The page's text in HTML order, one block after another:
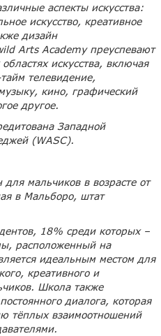
аспекты искусства:
искусство, креативное
дизайн
Arts Academy преуспевают
искусства, включая
телевидение,
кино, графический
другое.
Западной
(WASC).
мальчиков в возрасте от
в Мальборо, штат
18% среди которых –
расположенный на
идеальным местом для
креативного и
Школа также
диалога, которая
тёплых взаимоотношений